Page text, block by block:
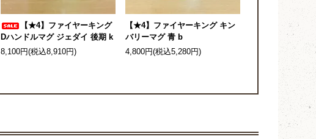
【★4】ファイヤーキング
Dハンドルマグ ジェダイ 後期 k
8,100円(税込8,910円)
【★4】ファイヤーキング キン
バリーマグ 青 b
4,800円(税込5,280円)